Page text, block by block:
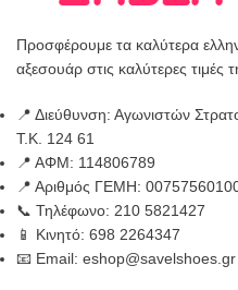
Προσφέρουμε τα καλύτερα
αξεσουάρ στις καλύτερες
📍 Διεύθυνση: Αγωνιστών
Τ.Κ. 124 61
📍 ΑΦΜ: 114806789
📍 Αριθμός ΓΕΜΗ:
📞 Τηλέφωνο: 210 5821427
📱 Κινητό: 698 2264347
📧 Email: eshop@savelshoes.gr